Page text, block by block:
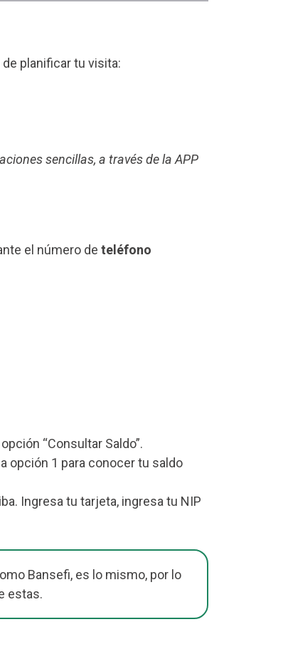
planificar tu visita:
sencillas, a través de la APP
el número de teléfono
“Consultar Saldo”.
opción 1 para conocer tu saldo
Ingresa tu tarjeta, ingresa tu NIP
Bansefi, es lo mismo, por lo
estas.